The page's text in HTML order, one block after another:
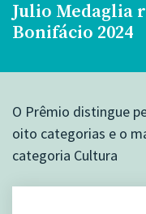
Julio Medaglia
Bonifácio 2024
O Prêmio distingue
oito categorias e o
categoria Cultura